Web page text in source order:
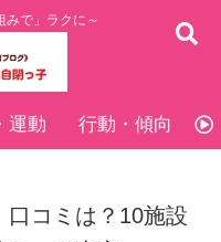
みで」ラクに～
運動 行動・傾向
口コミは？10施設